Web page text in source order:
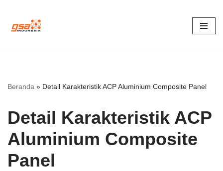
Lompat
Beranda » Detail Karakteristik ACP Aluminium Composite Panel
Detail Karakteristik ACP
Aluminium Composite
Panel